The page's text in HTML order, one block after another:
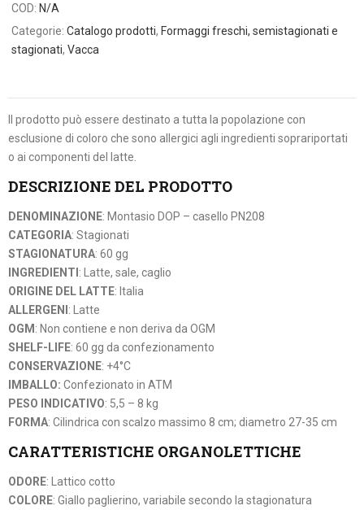
COD:N/A
Categorie:Catalogo prodotti,Formaggi freschi, semistagionati e
stagionati,Vacca
Il prodotto può essere destinato a tutta la popolazione con
esclusione di coloro che sono allergici agli ingredienti soprariportati
o ai componenti del latte.
DESCRIZIONE DEL PRODOTTO
DENOMINAZIONE: Montasio DOP – casello PN208
CATEGORIA: Stagionati
STAGIONATURA: 60 gg
INGREDIENTI: Latte, sale, caglio
ORIGINE DEL LATTE: Italia
ALLERGENI: Latte
OGM: Non contiene e non deriva da OGM
SHELF-LIFE: 60 gg da confezionamento
CONSERVAZIONE: +4°C
IMBALLO: Confezionato in ATM
PESO INDICATIVO: 5,5 – 8 kg
FORMA: Cilindrica con scalzo massimo 8 cm; diametro 27-35 cm
CARATTERISTICHE ORGANOLETTICHE
ODORE: Lattico cotto
COLORE: Giallo paglierino, variabile secondo la stagionatura